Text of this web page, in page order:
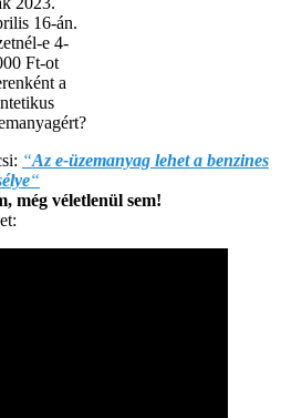
16-án.
e 4-
Ft-ot
a
“Az e-üzemanyag lehet a benzines
“
még véletlenül sem!